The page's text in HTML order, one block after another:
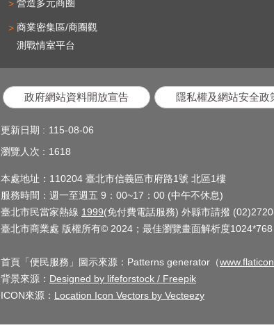
營造多元商圈
商業密集區/商圈觀
測戰情室平台
政府網站資料開放宣告 隱私權及網站安全政
更新日期
115-08-06
瀏覽人次
1618
本處地址：110204 臺北市信義區市府路1號 北區1樓
服務時間：週一至週五 9：00~17：00 (中午不休息)
臺北市民當家熱線 1999(免付費電話服務) 外縣市請撥
臺北市商業處 版權所有© 2024；最佳瀏覽畫面解析度1024*768
首頁「便民服務」圖示來源：Patterns generator（
背景來源： Designed by lifeforstock / Freepik
ICON來源： Location Icon Vectors by Vecteezy